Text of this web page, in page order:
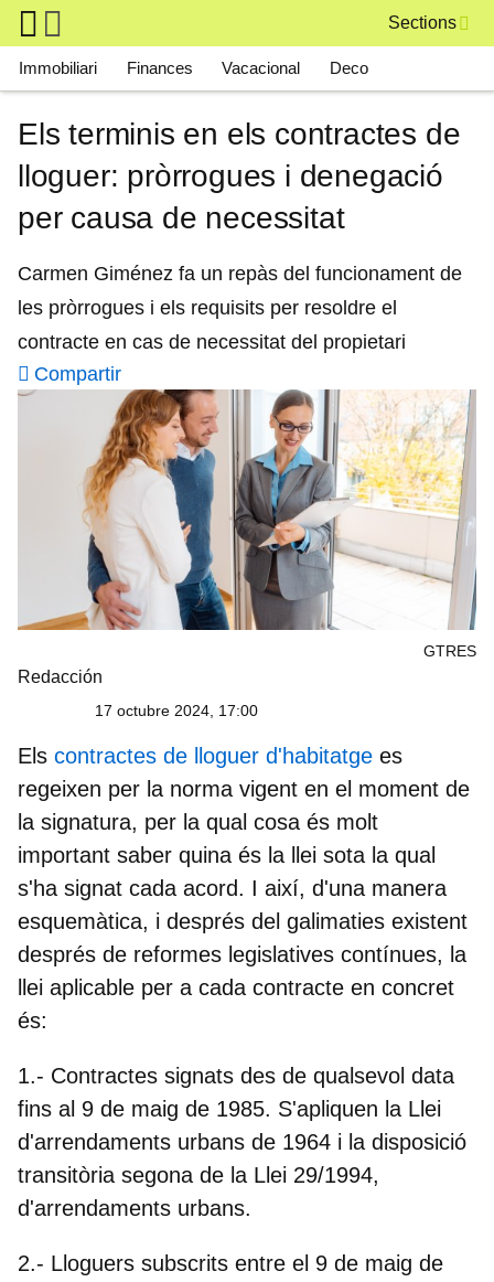
Skip to main content
Sections
Main navigation
Immobiliari Finances Vacacional Deco
Els terminis en els contractes de
lloguer: pròrrogues i denegació
per causa de necessitat
Carmen Giménez fa un repàs del funcionament de
les pròrrogues i els requisits per resoldre el
contracte en cas de necessitat del propietari
Compartir
GTRES
Redacción
17 octubre 2024, 17:00
Els contractes de lloguer d'habitatge es
regeixen per la norma vigent en el moment de
la signatura, per la qual cosa és molt
important saber quina és la llei sota la qual
s'ha signat cada acord. I així, d'una manera
esquemàtica, i després del galimaties existent
després de reformes legislatives contínues, la
llei aplicable per a cada contracte en concret
és:
1.- Contractes signats des de qualsevol data
fins al 9 de maig de 1985. S'apliquen la Llei
d'arrendaments urbans de 1964 i la disposició
transitòria segona de la Llei 29/1994,
d'arrendaments urbans.
2.- Lloguers subscrits entre el 9 de maig de